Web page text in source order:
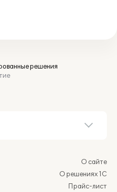
решения
О сайте
О решениях 1С
Прайс-лист